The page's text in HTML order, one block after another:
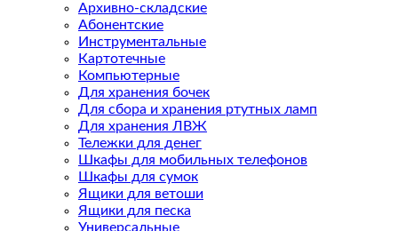
Архивно-складские
Абонентские
Инструментальные
Картотечные
Компьютерные
Для хранения бочек
Для сбора и хранения ртутных ламп
Для хранения ЛВЖ
Тележки для денег
Шкафы для мобильных телефонов
Шкафы для сумок
Ящики для ветоши
Ящики для песка
Универсальные